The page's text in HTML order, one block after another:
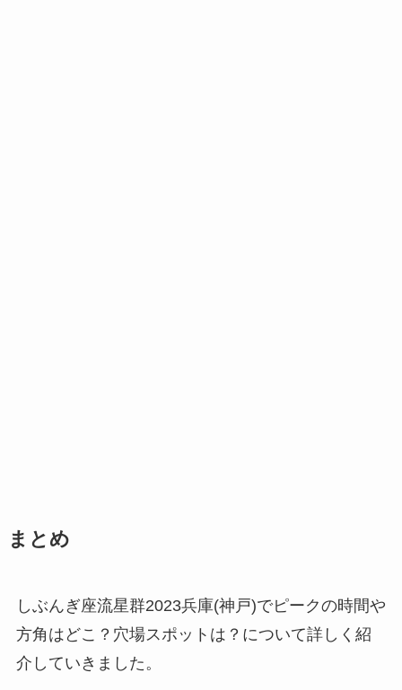
まとめ
しぶんぎ座流星群2023兵庫(神戸)でピークの時間や
方角はどこ？穴場スポットは？について詳しく紹
介していきました。